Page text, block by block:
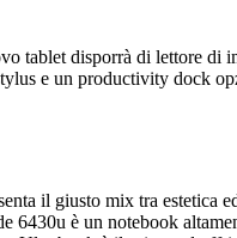
tablet disporrà di lettore
e un productivity dock
il giusto mix tra estetica
6430u è un notebook